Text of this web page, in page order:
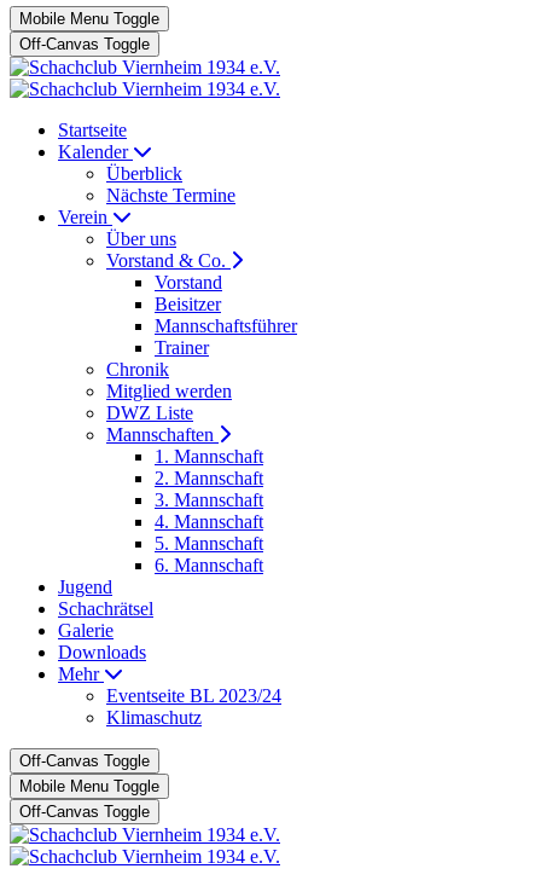
Mobile Menu Toggle
Off-Canvas Toggle
Startseite
Kalender
Überblick
Nächste Termine
Verein
Über uns
Vorstand & Co.
Vorstand
Beisitzer
Mannschaftsführer
Trainer
Chronik
Mitglied werden
DWZ Liste
Mannschaften
1. Mannschaft
2. Mannschaft
3. Mannschaft
4. Mannschaft
5. Mannschaft
6. Mannschaft
Jugend
Schachrätsel
Galerie
Downloads
Mehr
Eventseite BL 2023/24
Klimaschutz
Off-Canvas Toggle
Mobile Menu Toggle
Off-Canvas Toggle